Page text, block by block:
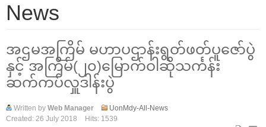
News
အဌမအကြိမ် မဟာပဌာန်းရွတ်ဖတ်ပူဇော်ပွဲ
နှင့် အကြိမ်(၂၀)မြောက်ဝါဆိုသင်္ကန်း
ဆက်ကပ်လှူဒါန်းပွဲ
Written by Web Manager
UonMdy-All-News
Created: 26 July 2018
Hits: 1539